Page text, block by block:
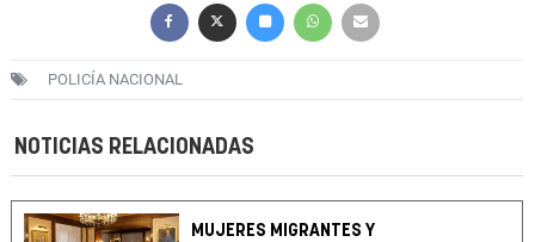
POLICÍA NACIONAL
NOTICIAS RELACIONADAS
MUJERES MIGRANTES Y